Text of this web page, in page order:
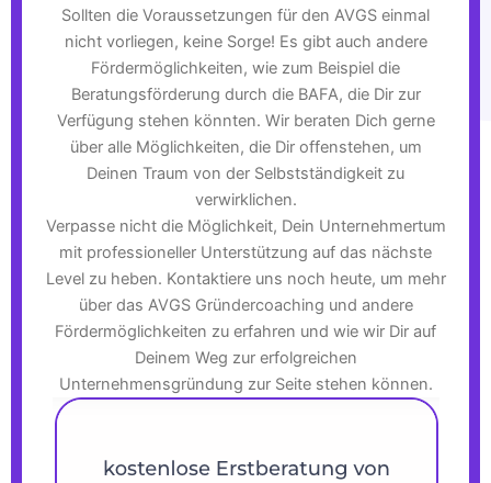
Sollten die Voraussetzungen für den AVGS einmal
nicht vorliegen, keine Sorge! Es gibt auch andere
Fördermöglichkeiten, wie zum Beispiel die
Beratungsförderung durch die BAFA, die Dir zur
Verfügung stehen könnten. Wir beraten Dich gerne
über alle Möglichkeiten, die Dir offenstehen, um
Deinen Traum von der Selbstständigkeit zu
verwirklichen.
Verpasse nicht die Möglichkeit, Dein Unternehmertum
mit professioneller Unterstützung auf das nächste
Level zu heben. Kontaktiere uns noch heute, um mehr
über das AVGS Gründercoaching und andere
Fördermöglichkeiten zu erfahren und wie wir Dir auf
Deinem Weg zur erfolgreichen
Unternehmensgründung zur Seite stehen können.